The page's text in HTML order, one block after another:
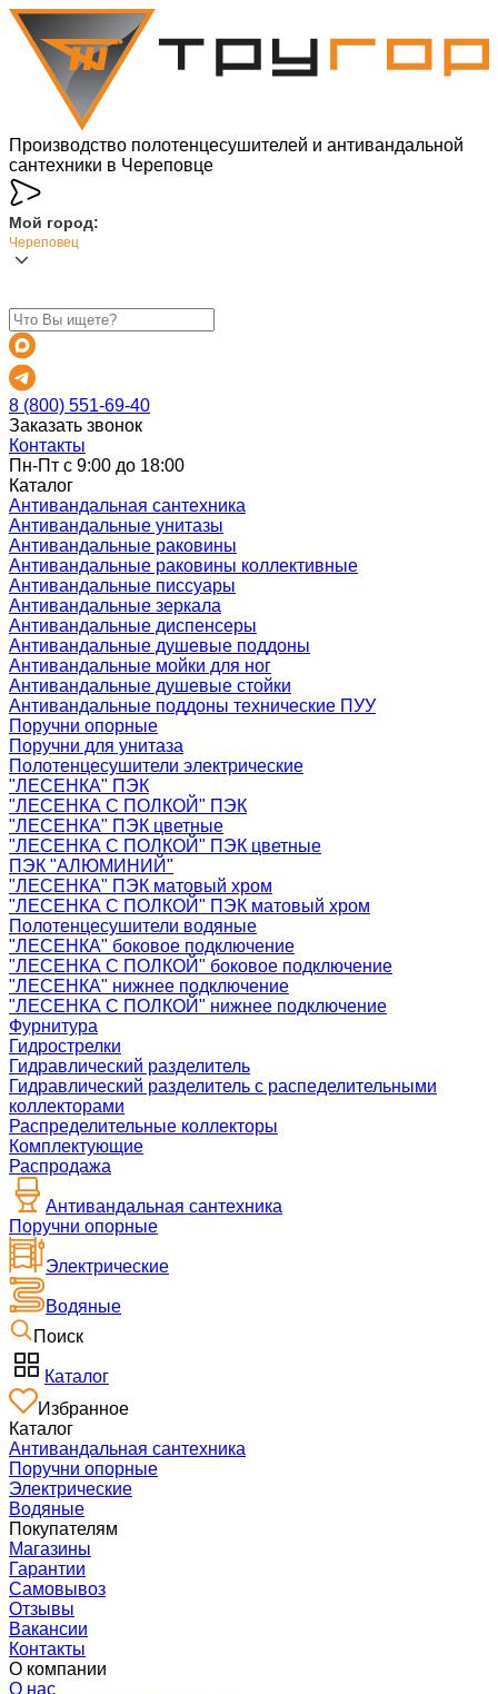
Производство полотенцесушителей и антивандальной
сантехники в Череповце
Мой город:
Череповец
8 (800) 551-69-40
Заказать звонок
Контакты
Пн-Пт с 9:00 до 18:00
Каталог
Антивандальная сантехника
Антивандальные унитазы
Антивандальные раковины
Антивандальные раковины коллективные
Антивандальные писсуары
Антивандальные зеркала
Антивандальные диспенсеры
Антивандальные душевые поддоны
Антивандальные мойки для ног
Антивандальные душевые стойки
Антивандальные поддоны технические ПУУ
Поручни опорные
Поручни для унитаза
Полотенцесушители электрические
"ЛЕСЕНКА" ПЭК
"ЛЕСЕНКА С ПОЛКОЙ" ПЭК
"ЛЕСЕНКА" ПЭК цветные
"ЛЕСЕНКА С ПОЛКОЙ" ПЭК цветные
ПЭК "АЛЮМИНИЙ"
"ЛЕСЕНКА" ПЭК матовый хром
"ЛЕСЕНКА С ПОЛКОЙ" ПЭК матовый хром
Полотенцесушители водяные
"ЛЕСЕНКА" боковое подключение
"ЛЕСЕНКА С ПОЛКОЙ" боковое подключение
"ЛЕСЕНКА" нижнее подключение
"ЛЕСЕНКА С ПОЛКОЙ" нижнее подключение
Фурнитура
Гидрострелки
Гидравлический разделитель
Гидравлический разделитель с распеделительными
коллекторами
Распределительные коллекторы
Комплектующие
Распродажа
Антивандальная сантехника
Поручни опорные
Электрические
Водяные
Поиск
Каталог
Избранное
Каталог
Антивандальная сантехника
Поручни опорные
Электрические
Водяные
Покупателям
Магазины
Гарантии
Самовывоз
Отзывы
Вакансии
Контакты
О компании
О нас